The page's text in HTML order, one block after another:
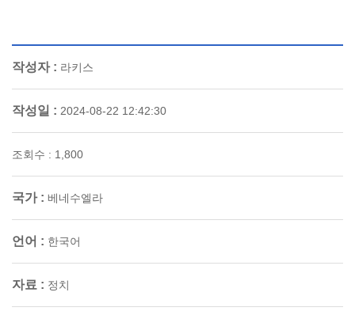
작성자 : 라키스
작성일 : 2024-08-22 12:42:30
조회수 : 1,800
국가 : 베네수엘라
언어 : 한국어
자료 : 정치